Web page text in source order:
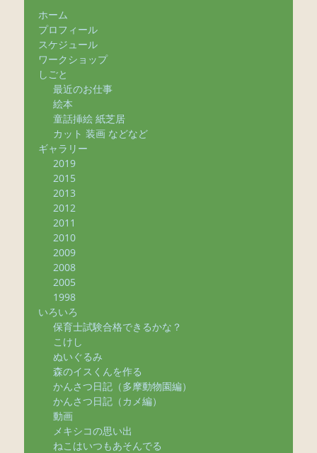
ホーム
プロフィール
スケジュール
ワークショップ
しごと
最近のお仕事
絵本
童話挿絵 紙芝居
カット 装画 などなど
ギャラリー
2019
2015
2013
2012
2011
2010
2009
2008
2005
1998
いろいろ
保育士試験合格できるかな？
こけし
ぬいぐるみ
森のイスくんを作る
かんさつ日記（多摩動物園編）
かんさつ日記（カメ編）
動画
メキシコの思い出
ねこはいつもあそんでる